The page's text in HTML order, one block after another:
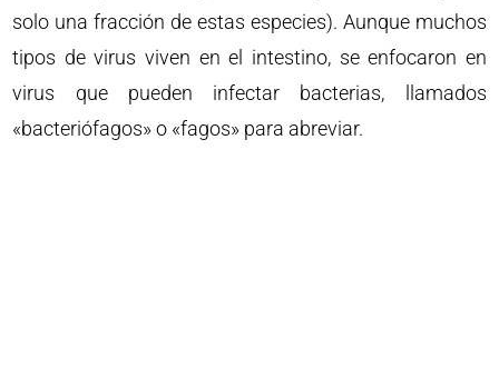
solo una fracción de estas especies). Aunque muchos
tipos de virus viven en el intestino, se enfocaron en
virus que pueden infectar bacterias, llamados
«bacteriófagos» o «fagos» para abreviar.